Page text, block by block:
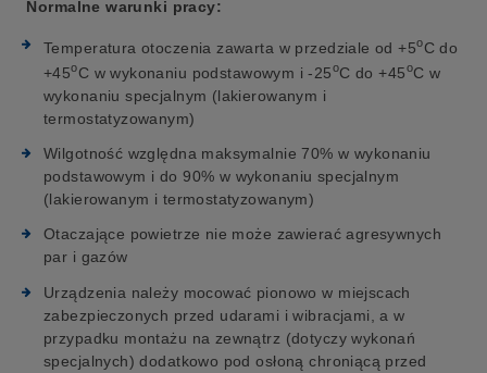
Normalne warunki pracy:
Temperatura otoczenia zawarta w przedziale od +5oC do
+45oC w wykonaniu podstawowym i -25oC do +45oC w
wykonaniu specjalnym (lakierowanym i
termostatyzowanym)
Wilgotność względna maksymalnie 70% w wykonaniu
podstawowym i do 90% w wykonaniu specjalnym
(lakierowanym i termostatyzowanym)
Otaczające powietrze nie może zawierać agresywnych
par i gazów
Urządzenia należy mocować pionowo w miejscach
zabezpieczonych przed udarami i wibracjami, a w
przypadku montażu na zewnątrz (dotyczy wykonań
specjalnych) dodatkowo pod osłoną chroniącą przed